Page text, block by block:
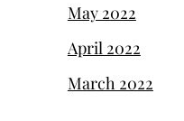
May 2022
April 2022
March 2022